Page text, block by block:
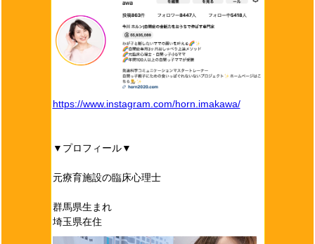
https://www.instagram.com/horn.imakawa/
▼プロフィール▼
元療育施設の臨床心理士
群馬県生まれ
埼玉県在住